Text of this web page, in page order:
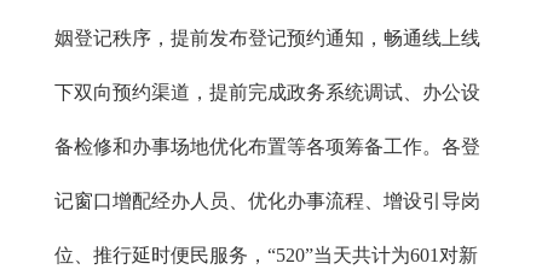
姻登记秩序，提前发布登记预约通知，畅通线上线
下双向预约渠道，提前完成政务系统调试、办公设
备检修和办事场地优化布置等各项筹备工作。各登
记窗口增配经办人员、优化办事流程、增设引导岗
位、推行延时便民服务，“520”当天共计为601对新